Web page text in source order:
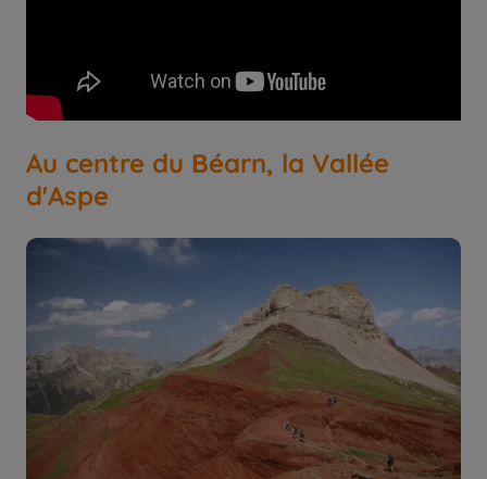
Au centre du Béarn, la Vallée
d'Aspe